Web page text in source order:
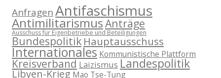
AnfragenAntifaschismus
AntimilitarismusAnträge
Ausschuss für Eigenbetriebe und Beteiligungen
Bundespolitik Hauptausschuss
Internationales Kommunistische Plattform
Kreisverband Laizismus Landespolitik
Libyen-Krieg Mao Tse-Tung